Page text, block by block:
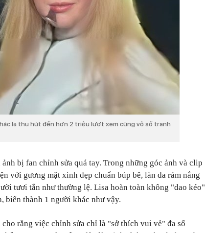
lạ thu hút đến hơn 2 triệu lượt xem cùng vô số tranh
bị fan chỉnh sửa quá tay. Trong những góc ảnh và clip
với gương mặt xinh đẹp chuẩn búp bê, làn da rám nắng
tươi tắn như thường lệ. Lisa hoàn toàn không "dao kéo"
biến thành 1 người khác như vậy.
rằng việc chỉnh sửa chỉ là "sở thích vui vẻ" đa số